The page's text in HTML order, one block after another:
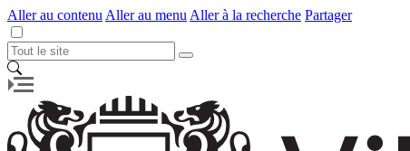
Aller au contenu Aller au menu Aller à la recherche Partager